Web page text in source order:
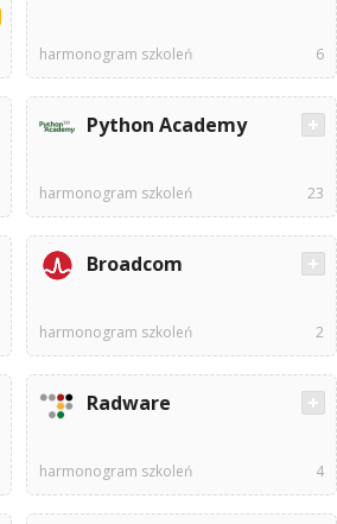
harmonogram szkoleń 6
Python Academy
harmonogram szkoleń 23
Broadcom
harmonogram szkoleń 2
Radware
harmonogram szkoleń 4